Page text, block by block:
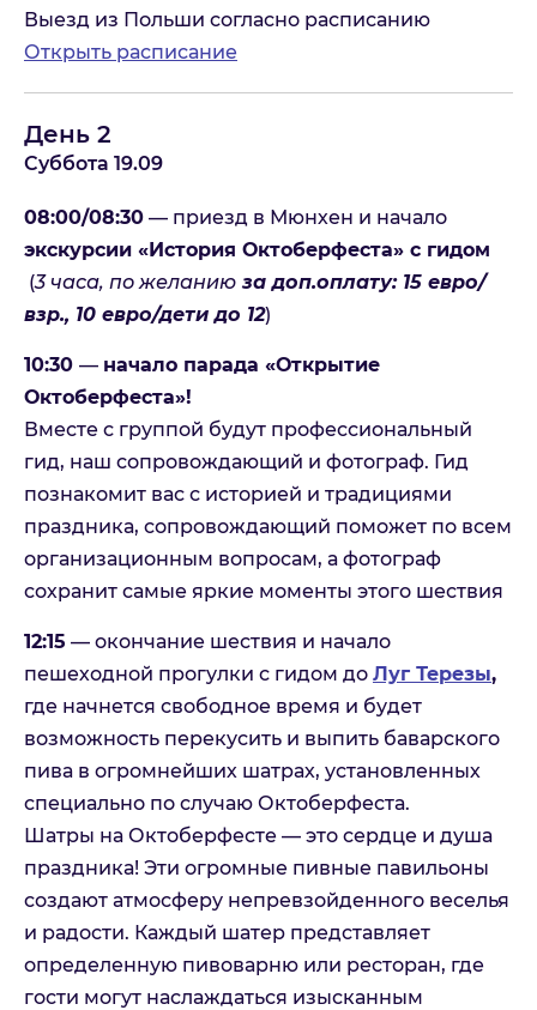
Выезд из Польши согласно расписанию
Открыть расписание
День 2
Суббота 19.09
08:00/08:30 — приезд в Мюнхен и начало
экскурсии «История Октоберфеста» с гидом
(3 часа, по желанию за доп.оплату: 15 евро/
взр., 10 евро/дети до 12)
10:30 — начало парада «Открытие
Октоберфеста»!
Вместе с группой будут профессиональный
гид, наш сопровождающий и фотограф. Гид
познакомит вас с историей и традициями
праздника, сопровождающий поможет по всем
организационным вопросам, а фотограф
сохранит самые яркие моменты этого шествия
12:15 — окончание шествия и начало
пешеходной прогулки с гидом до Луг Терезы,
где начнется свободное время и будет
возможность перекусить и выпить баварского
пива в огромнейших шатрах, установленных
специально по случаю Октоберфеста.
Шатры на Октоберфесте — это сердце и душа
праздника! Эти огромные пивные павильоны
создают атмосферу непревзойденного веселья
и радости. Каждый шатер представляет
определенную пивоварню или ресторан, где
гости могут наслаждаться изысканным